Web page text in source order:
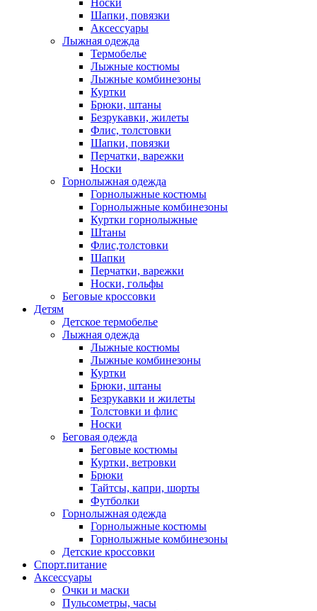
Носки
Шапки, повязки
Аксессуары
Лыжная одежда
Термобелье
Лыжные костюмы
Лыжные комбинезоны
Куртки
Брюки, штаны
Безрукавки, жилеты
Флис, толстовки
Шапки, повязки
Перчатки, варежки
Носки
Горнолыжная одежда
Горнолыжные костюмы
Горнолыжные комбинезоны
Куртки горнолыжные
Штаны
Флис,толстовки
Шапки
Перчатки, варежки
Носки, гольфы
Беговые кроссовки
Детям
Детское термобелье
Лыжная одежда
Лыжные костюмы
Лыжные комбинезоны
Куртки
Брюки, штаны
Безрукавки и жилеты
Толстовки и флис
Носки
Беговая одежда
Беговые костюмы
Куртки, ветровки
Брюки
Тайтсы, капри, шорты
Футболки
Горнолыжная одежда
Горнолыжные костюмы
Горнолыжные комбинезоны
Детские кроссовки
Спорт.питание
Аксессуары
Очки и маски
Пульсометры, часы